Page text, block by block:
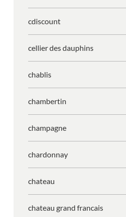
cdiscount
cellier des dauphins
chablis
chambertin
champagne
chardonnay
chateau
chateau grand francais